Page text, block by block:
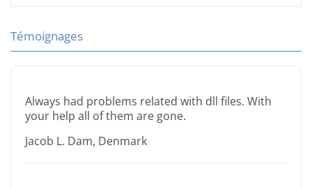
Témoignages
Always had problems related with dll files. With
your help all of them are gone.
Jacob L. Dam, Denmark